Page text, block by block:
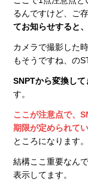
るんですけど、ご
てお知らせすると
カメラで撮影した
もそうですね、の
SNPTから変換し
す。
ここが注意点で、
期限が定められて
ところになります。
結構ここ重要なん
表示してます。